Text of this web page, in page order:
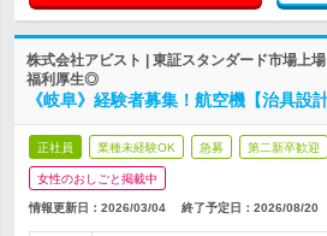
株式会社アビスト | 東証スタンダード市場上
福利厚生◎
《岐阜》経験者募集！航空機【治具設
正社員 業種未経験OK 急募 第二新卒歓迎
女性のおしごと掲載中
情報更新日：2026/03/04 終了予定日： 2026/08/20